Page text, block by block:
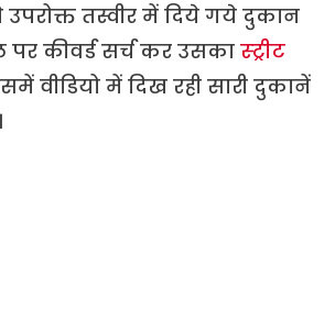
तस्वीर में दिये गये दुकान
कीवर्ड सर्च कर उसका स्ट्रीट
वीडियो में दिख रही सारी दुकानें